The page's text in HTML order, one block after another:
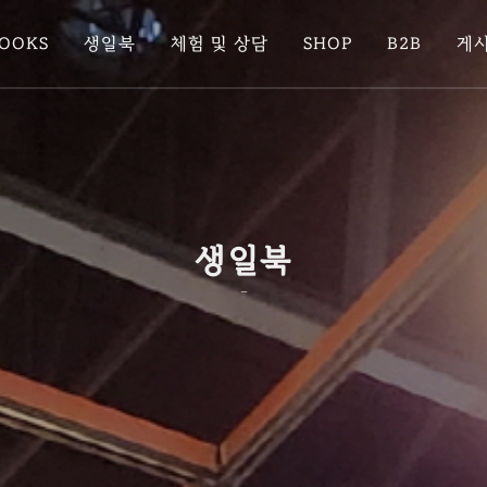
생일북 체험 및 상담 SHOP B2B 게
생일북
-